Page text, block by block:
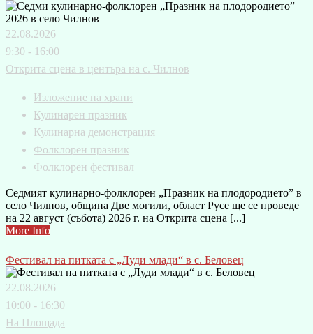
22.08.2026
9:30 - 16:00
Открита сцена в центъра на с. Чилнов
Изложение на храни
Кулинарен празник
Кулинарна демонстрация
Фолклорен празник
Фолклорен фестивал
Седмият кулинарно-фолклорен „Празник на плодородието” в
село Чилнов, община Две могили, област Русе ще се проведе
на 22 август (събота) 2026 г. на Открита сцена [...]
More Info
Фестивал на питката с „Луди млади“ в с. Беловец
22.08.2026
10:00 - 16:30
На Площада